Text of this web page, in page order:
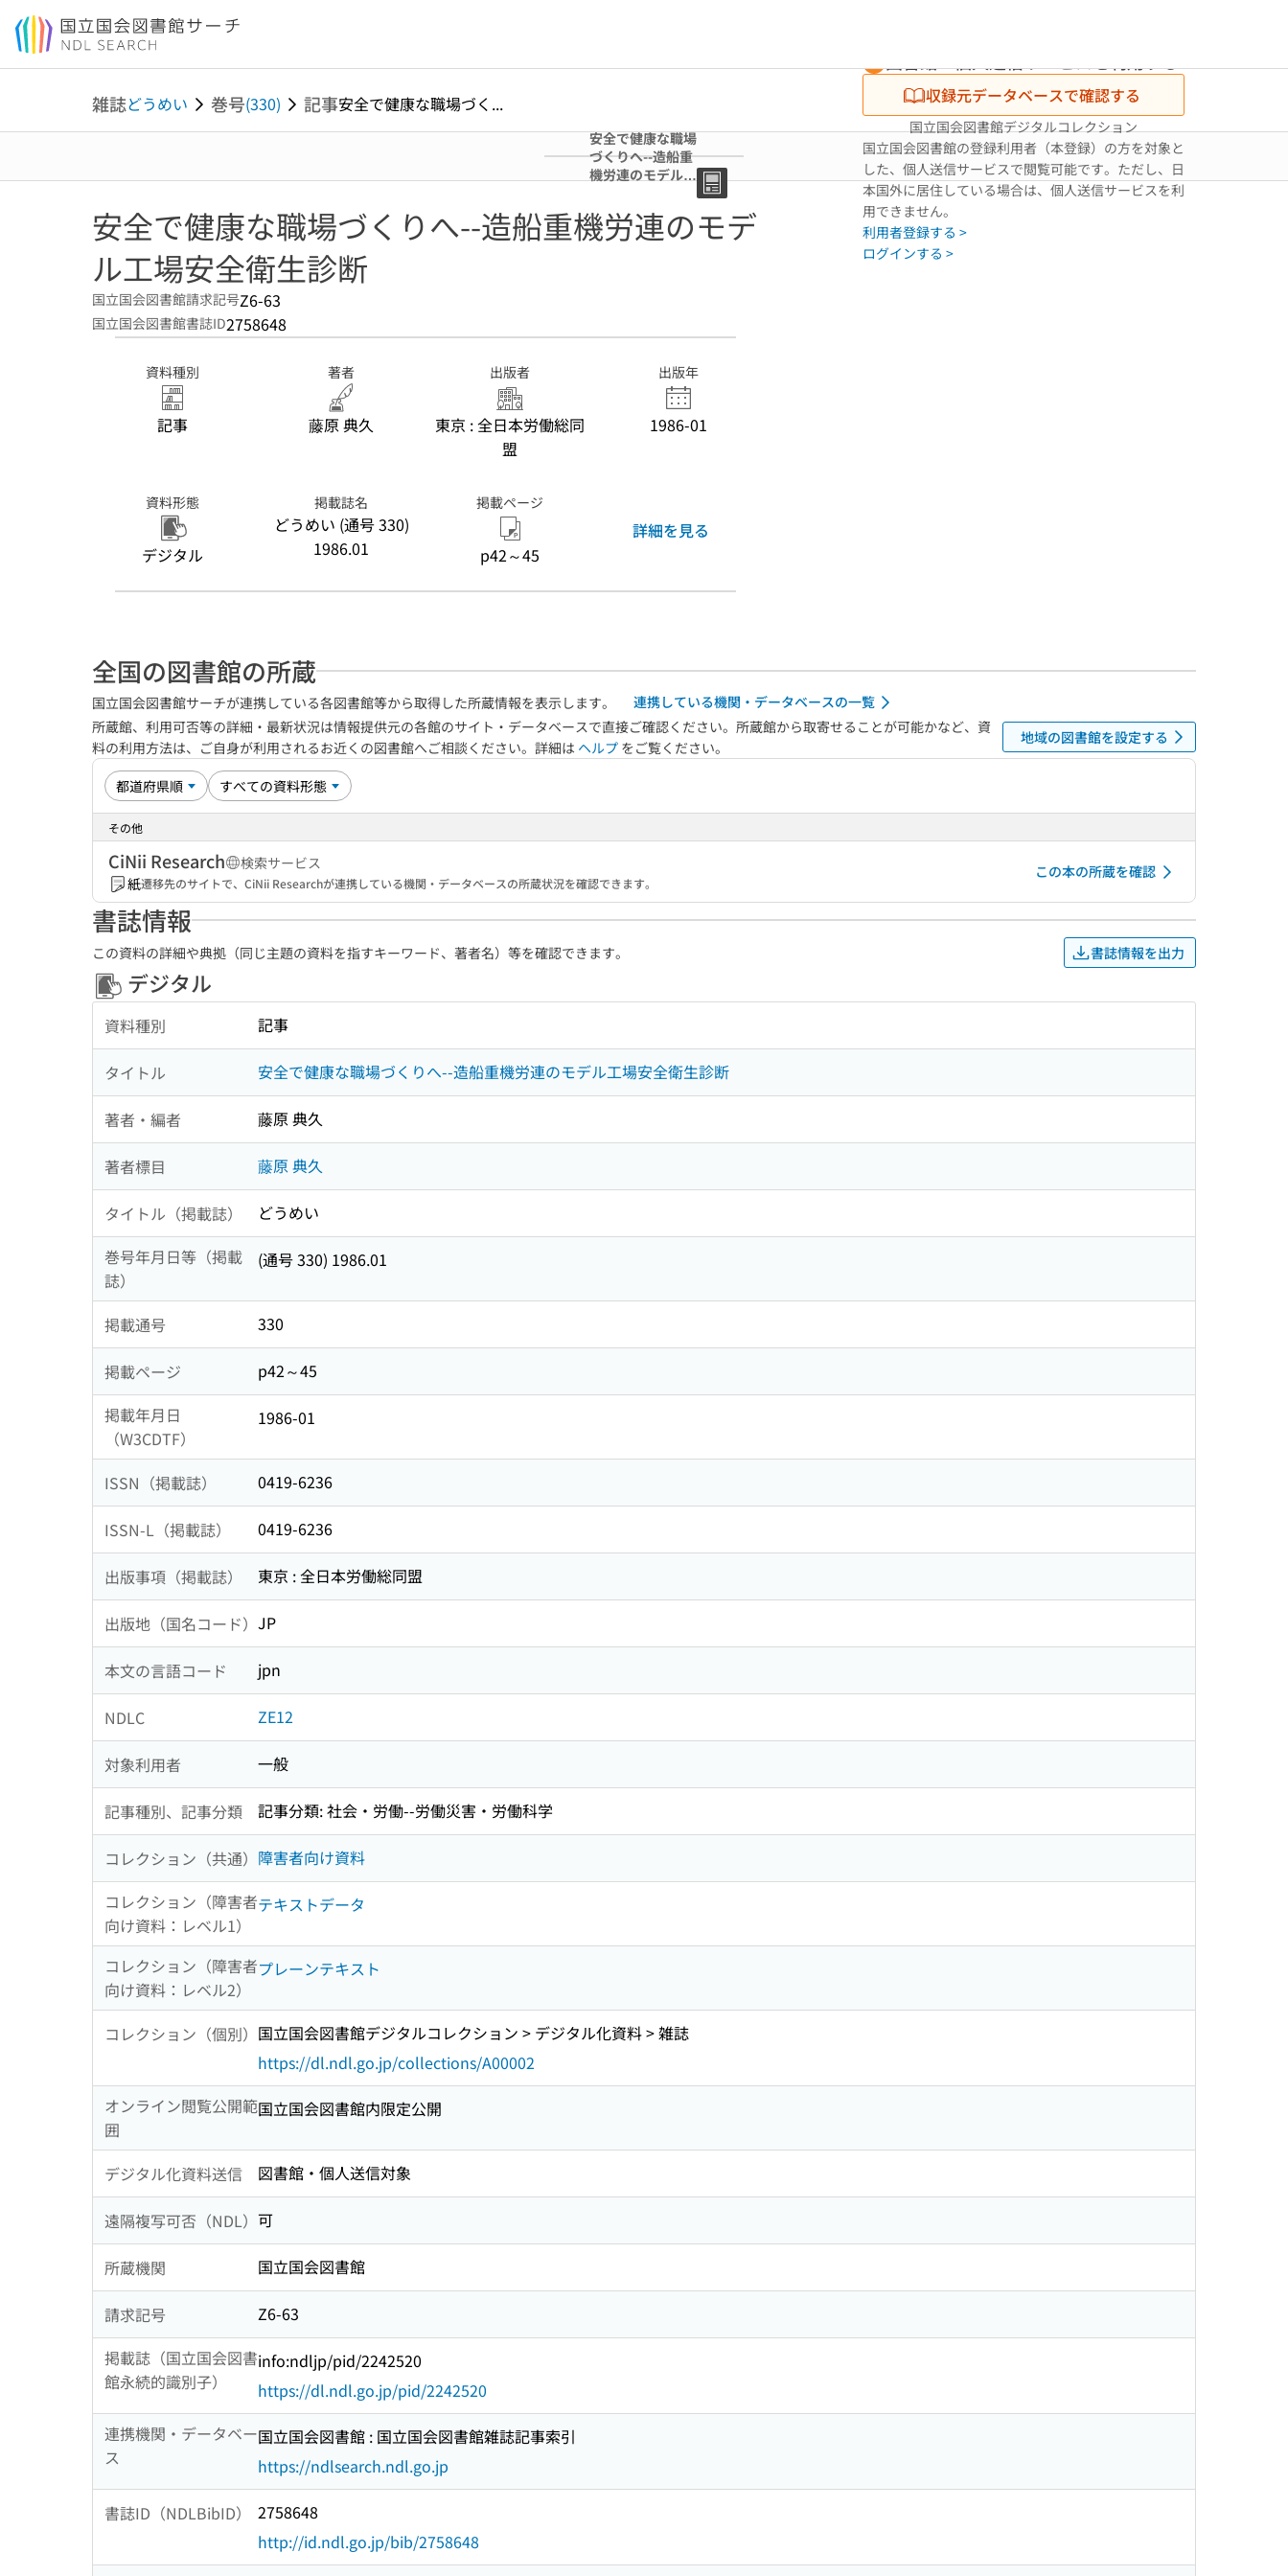
本文へ移動
雑誌どうめい 巻号(330) 記事安全で健康な職場づく...
安全で健康な職場
づくりへ--造船重
機労連のモデル工
収録元データベースで確認する
国立国会図書館デジタルコレクション
国立国会図書館の登録利用者（本登録）の方を対象と
した、個人送信サービスで閲覧可能です。ただし、日
本国外に居住している場合は、個人送信サービスを利
用できません。
利用者登録する >
ログインする >
安全で健康な職場づくりへ--造船重機労連のモデ
ル工場安全衛生診断
国立国会図書館請求記号Z6-63
国立国会図書館書誌ID2758648
資料種別
記事
著者
藤原 典久
出版者
東京 : 全日本労働総同
盟
出版年
1986-01
資料形態
デジタル
掲載誌名
どうめい (通号 330)
1986.01
掲載ページ
p42～45
詳細を見る
全国の図書館の所蔵
国立国会図書館サーチが連携している各図書館等から取得した所蔵情報を表示します。
連携している機関・データベースの一覧
所蔵館、利用可否等の詳細・最新状況は情報提供元の各館のサイト・データベースで直接ご確認ください。所蔵館から取寄せることが可能かなど、資
料の利用方法は、ご自身が利用されるお近くの図書館へご相談ください。詳細は ヘルプ をご覧ください。
地域の図書館を設定する
その他
CiNii Research
検索サービス
紙遷移先のサイトで、CiNii Researchが連携している機関・データベースの所蔵状況を確認できます。
この本の所蔵を確認
書誌情報
この資料の詳細や典拠（同じ主題の資料を指すキーワード、著者名）等を確認できます。 書誌情報を出力
デジタル
資料種別 記事
タイトル 安全で健康な職場づくりへ--造船重機労連のモデル工場安全衛生診断
著者・編者 藤原 典久
著者標目 藤原 典久
タイトル（掲載誌）
どうめい
巻号年月日等（掲載
誌）
(通号 330) 1986.01
掲載通号 330
掲載ページ
p42～45
掲載年月日
（W3CDTF）
1986-01
ISSN（掲載誌） 0419-6236
ISSN-L（掲載誌） 0419-6236
出版事項（掲載誌） 東京 : 全日本労働総同盟
出版地（国名コード） JP
本文の言語コード jpn
NDLC ZE12
対象利用者 一般
記事種別、記事分類 記事分類: 社会・労働--労働災害・労働科学
コレクション（共通） 障害者向け資料
コレクション（障害者
向け資料：レベル1）
テキストデータ
コレクション（障害者
向け資料：レベル2）
プレーンテキスト
コレクション（個別） 国立国会図書館デジタルコレクション > デジタル化資料 > 雑誌
https://dl.ndl.go.jp/collections/A00002
オンライン閲覧公開範
囲
国立国会図書館内限定公開
デジタル化資料送信 図書館・個人送信対象
遠隔複写可否（NDL） 可
所蔵機関 国立国会図書館
請求記号
Z6-63
掲載誌（国立国会図書
館永続的識別子）
info:ndljp/pid/2242520
https://dl.ndl.go.jp/pid/2242520
連携機関・データベー
ス
国立国会図書館 : 国立国会図書館雑誌記事索引
https://ndlsearch.ndl.go.jp
書誌ID（NDLBibID）
2758648
http://id.ndl.go.jp/bib/2758648